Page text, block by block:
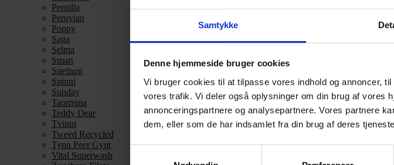
Samtykke
Denne hjemmeside bruger cookies
Vi bruger cookies til at tilpasse vores indhold og annoncer,
vores trafik. Vi deler også oplysninger om din brug af vores
annonceringspartnere og analysepartnere. Vores partnere
dem, eller som de har indsamlet fra din brug af deres
Pernilla
Peruvian
Poppy
Saga
Selma
Smart
Snefnug
Spinni
Sunday
Taormina
Teddy Dear
Tvinni
Tweed Recycled
Tynn Peer Gynt
Vital Superwash